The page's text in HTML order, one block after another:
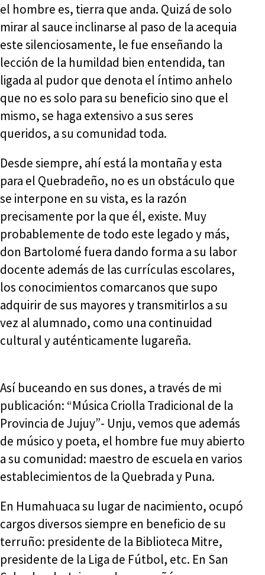
el hombre es, tierra que anda. Quizá de solo
mirar al sauce inclinarse al paso de la acequia
este silenciosamente, le fue enseñando la
lección de la humildad bien entendida, tan
ligada al pudor que denota el íntimo anhelo
que no es solo para su beneficio sino que el
mismo, se haga extensivo a sus seres
queridos, a su comunidad toda.
Desde siempre, ahí está la montaña y esta
para el Quebradeño, no es un obstáculo que
se interpone en su vista, es la razón
precisamente por la que él, existe. Muy
probablemente de todo este legado y más,
don Bartolomé fuera dando forma a su labor
docente además de las currículas escolares,
los conocimientos comarcanos que supo
adquirir de sus mayores y transmitirlos a su
vez al alumnado, como una continuidad
cultural y auténticamente lugareña.
Así buceando en sus dones, a través de mi
publicación: “Música Criolla Tradicional de la
Provincia de Jujuy”- Unju, vemos que además
de músico y poeta, el hombre fue muy abierto
a su comunidad: maestro de escuela en varios
establecimientos de la Quebrada y Puna.
En Humahuaca su lugar de nacimiento, ocupó
cargos diversos siempre en beneficio de su
terruño: presidente de la Biblioteca Mitre,
presidente de la Liga de Fútbol, etc. En San